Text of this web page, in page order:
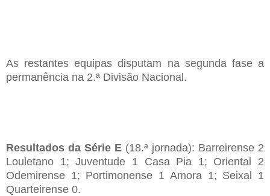
As restantes equipas disputam na segunda fase a
permanência na 2.ª Divisão Nacional.
Resultados da Série E (18.ª jornada): Barreirense 2
Louletano 1; Juventude 1 Casa Pia 1; Oriental 2
Odemirense 1; Portimonense 1 Amora 1; Seixal 1
Quarteirense 0.